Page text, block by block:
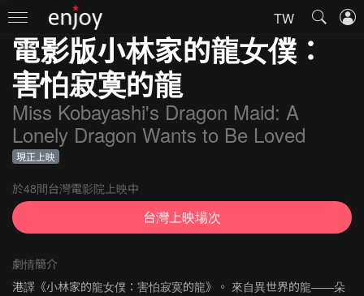
TW
電影版小林家的龍女僕：
害怕寂寞的龍
Miss Kobayashi's Dragon Maid: A
Lonely Dragon Wants to Be Loved
現正上映
於48間台灣電影院上映中
台灣上映場次
劇情簡介
港譯《小林家的龍女僕：害怕寂寞的龍》。 來自異世界的龍——朵